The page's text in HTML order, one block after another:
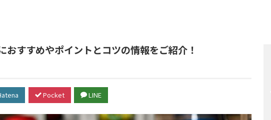
すすめやポイントとコツの情報をご紹介！
Pocket LINE